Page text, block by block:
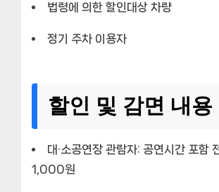
법령에 의한 할인대상 차량
정기 주차 이용자
할인 및 감면 내용
대·소공연장 관람자: 공연시간 포함
1,000원